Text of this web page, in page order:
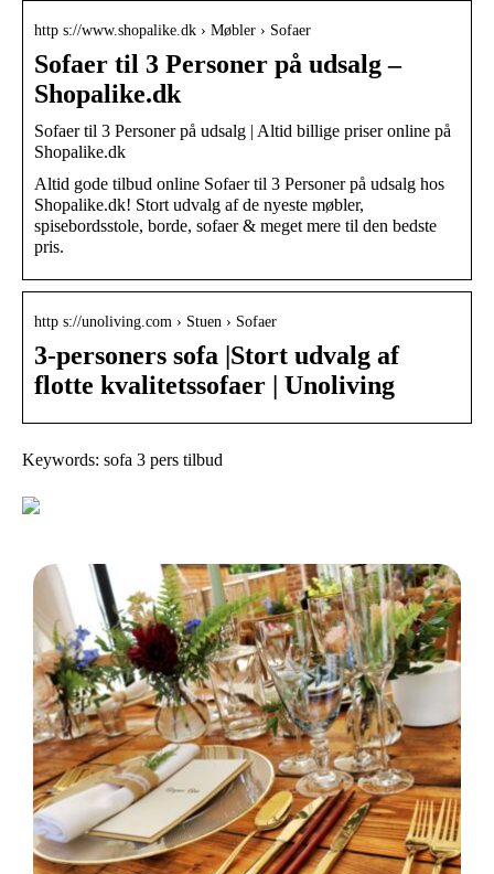
http s://www.shopalike.dk › Møbler › Sofaer
Sofaer til 3 Personer på udsalg –
Shopalike.dk
Sofaer til 3 Personer på udsalg | Altid billige priser online på
Shopalike.dk
Altid gode tilbud online Sofaer til 3 Personer på udsalg hos
Shopalike.dk! Stort udvalg af de nyeste møbler,
spisebordsstole, borde, sofaer & meget mere til den bedste
pris.
http s://unoliving.com › Stuen › Sofaer
3-personers sofa |Stort udvalg af
flotte kvalitetssofaer | Unoliving
Keywords: sofa 3 pers tilbud